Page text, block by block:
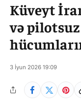
Küveyt
və
3 İyun 2026 19:09